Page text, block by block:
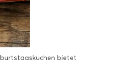
bietet